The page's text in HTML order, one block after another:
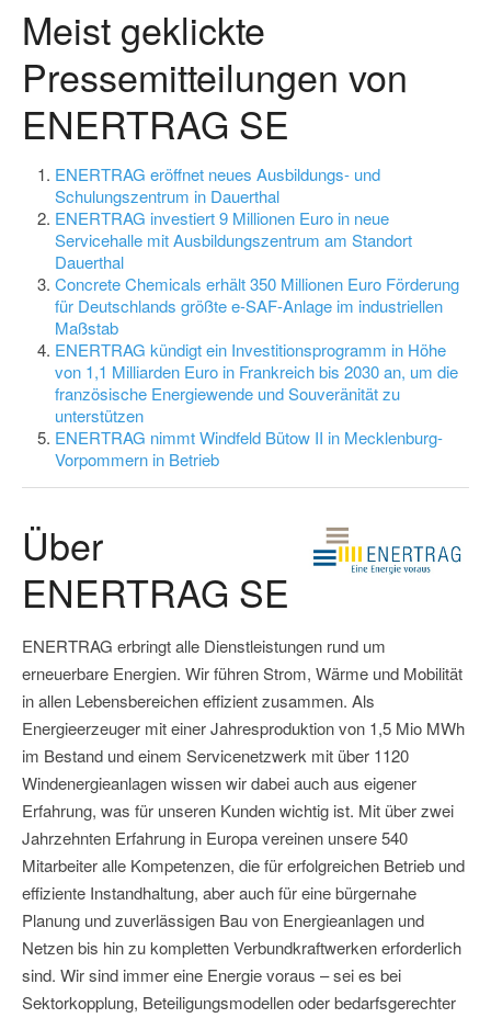
Meist geklickte
Pressemitteilungen von
ENERTRAG SE
ENERTRAG eröffnet neues Ausbildungs- und
Schulungszentrum in Dauerthal
ENERTRAG investiert 9 Millionen Euro in neue
Servicehalle mit Ausbildungszentrum am Standort
Dauerthal
Concrete Chemicals erhält 350 Millionen Euro Förderung
für Deutschlands größte e-SAF-Anlage im industriellen
Maßstab
ENERTRAG kündigt ein Investitionsprogramm in Höhe
von 1,1 Milliarden Euro in Frankreich bis 2030 an, um die
französische Energiewende und Souveränität zu
unterstützen
ENERTRAG nimmt Windfeld Bütow II in Mecklenburg-
Vorpommern in Betrieb
Über
ENERTRAG SE
ENERTRAG erbringt alle Dienstleistungen rund um
erneuerbare Energien. Wir führen Strom, Wärme und Mobilität
in allen Lebensbereichen effizient zusammen. Als
Energieerzeuger mit einer Jahresproduktion von 1,5 Mio MWh
im Bestand und einem Servicenetzwerk mit über 1120
Windenergieanlagen wissen wir dabei auch aus eigener
Erfahrung, was für unseren Kunden wichtig ist. Mit über zwei
Jahrzehnten Erfahrung in Europa vereinen unsere 540
Mitarbeiter alle Kompetenzen, die für erfolgreichen Betrieb und
effiziente Instandhaltung, aber auch für eine bürgernahe
Planung und zuverlässigen Bau von Energieanlagen und
Netzen bis hin zu kompletten Verbundkraftwerken erforderlich
sind. Wir sind immer eine Energie voraus – sei es bei
Sektorkopplung, Beteiligungsmodellen oder bedarfsgerechter